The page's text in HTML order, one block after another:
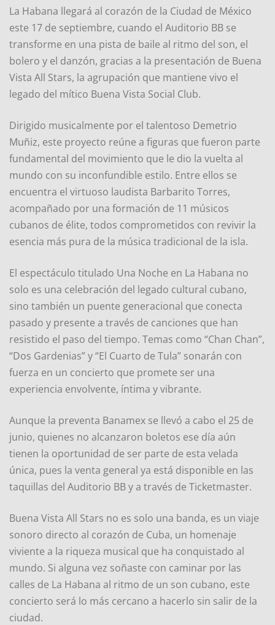
La Habana llegará al corazón de la Ciudad de México
este 17 de septiembre, cuando el Auditorio BB se
transforme en una pista de baile al ritmo del son, el
bolero y el danzón, gracias a la presentación de Buena
Vista All Stars, la agrupación que mantiene vivo el
legado del mítico Buena Vista Social Club.
Dirigido musicalmente por el talentoso Demetrio
Muñiz, este proyecto reúne a figuras que fueron parte
fundamental del movimiento que le dio la vuelta al
mundo con su inconfundible estilo. Entre ellos se
encuentra el virtuoso laudista Barbarito Torres,
acompañado por una formación de 11 músicos
cubanos de élite, todos comprometidos con revivir la
esencia más pura de la música tradicional de la isla.
El espectáculo titulado Una Noche en La Habana no
solo es una celebración del legado cultural cubano,
sino también un puente generacional que conecta
pasado y presente a través de canciones que han
resistido el paso del tiempo. Temas como “Chan Chan”,
“Dos Gardenias” y “El Cuarto de Tula” sonarán con
fuerza en un concierto que promete ser una
experiencia envolvente, íntima y vibrante.
Aunque la preventa Banamex se llevó a cabo el 25 de
junio, quienes no alcanzaron boletos ese día aún
tienen la oportunidad de ser parte de esta velada
única, pues la venta general ya está disponible en las
taquillas del Auditorio BB y a través de Ticketmaster.
Buena Vista All Stars no es solo una banda, es un viaje
sonoro directo al corazón de Cuba, un homenaje
viviente a la riqueza musical que ha conquistado al
mundo. Si alguna vez soñaste con caminar por las
calles de La Habana al ritmo de un son cubano, este
concierto será lo más cercano a hacerlo sin salir de la
ciudad.